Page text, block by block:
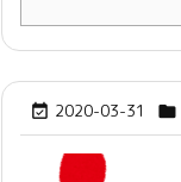
 2020-03-31 